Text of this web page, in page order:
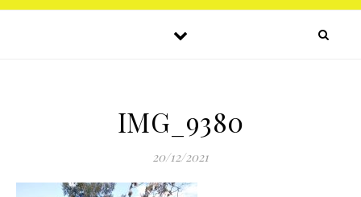
IMG_9380
20/12/2021